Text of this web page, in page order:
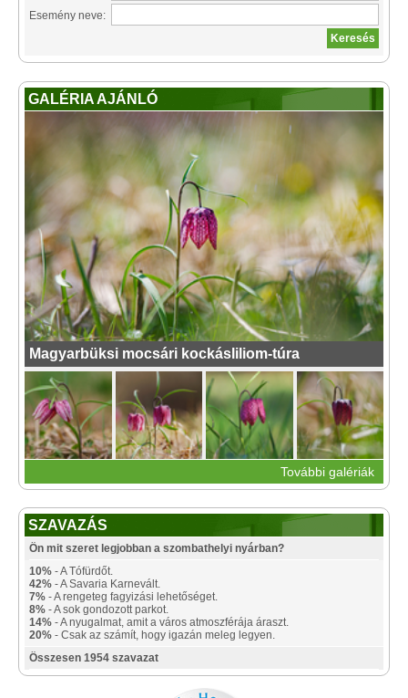
Esemény neve:
GALÉRIA AJÁNLÓ
Magyarbüksi mocsári kockásliliom-túra
További galériák
SZAVAZÁS
Ön mit szeret legjobban a szombathelyi nyárban?
10% - A Tófürdőt.
42% - A Savaria Karnevált.
7% - A rengeteg fagyizási lehetőséget.
8% - A sok gondozott parkot.
14% - A nyugalmat, amit a város atmoszférája áraszt.
20% - Csak az számít, hogy igazán meleg legyen.
Összesen 1954 szavazat